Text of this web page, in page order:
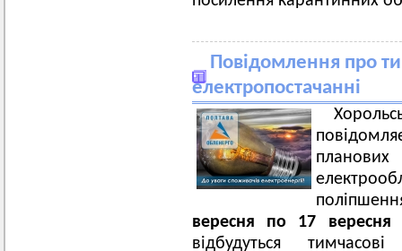
Повідомлення про
електропостачанні
вересня по 17 вересня
відбудуться